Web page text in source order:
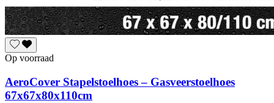
Op voorraad
AeroCover Stapelstoelhoes – Gasveerstoelhoes
67x67x80x110cm